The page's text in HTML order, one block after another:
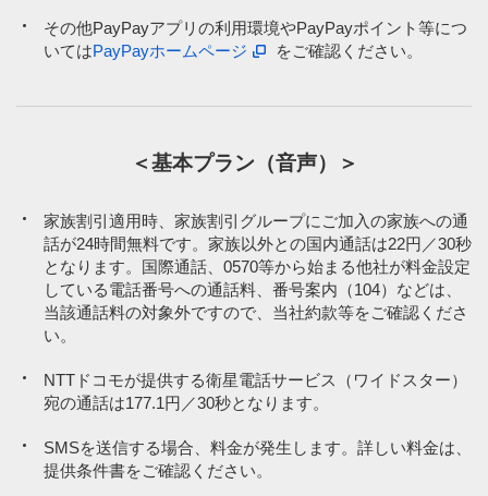
調剤薬局併設のドラッグストアなどでのお支払いの場合に、ペイ
トク特典の対象外となる場合がございます。
ございます。
PayPayアプリを介して行われるPayPayカード ゴールド、PayPay
ず、PayPayポイントは付与されません。
調剤薬局併設のドラッグストアなどでのお支払いの場合に、ペイ
トク特典の対象外となる場合がございます。
ございます。
PayPayアプリを介して行われるPayPayカード ゴールド、PayPay
ず、PayPayポイントは付与されません。
その他PayPayアプリの利用環境やPayPayポイント等につ
いてはPayPayホームページ をご確認ください。
＜基本プラン（音声）＞
家族割引適用時、家族割引グループにご加入の家族への通
話が24時間無料です。家族以外との国内通話は22円／30秒
となります。国際通話、0570等から始まる他社が料金設定
している電話番号への通話料、番号案内（104）などは、
当該通話料の対象外ですので、当社約款等をご確認くださ
い。
NTTドコモが提供する衛星電話サービス（ワイドスター）
宛の通話は177.1円／30秒となります。
SMSを送信する場合、料金が発生します。詳しい料金は、
提供条件書をご確認ください。